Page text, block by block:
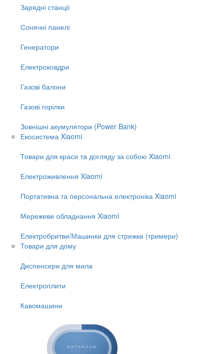
Зарядні станції
Сонячні панелі
Генератори
Електроковдри
Газові балони
Газові горілки
Зовнішні акумулятори (Power Bank)
Екосистема Xiaomi
Товари для краси та догляду за собою Xiaomi
Електроживлення Xiaomi
Портативна та персональна електроніка Xiaomi
Мережеве обладнання Xiaomi
Електробритви/Машинки для стрижки (тримери)
Товари для дому
Диспенсери для мила
Електроплити
Кавомашини